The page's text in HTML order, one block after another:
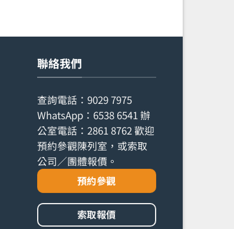
聯絡我們
查詢電話： 9029 7975
WhatsApp： 6538 6541辦
公室電話： 2861 8762歡迎
預約參觀陳列室，或索取
公司／團體報價。
預約參觀
索取報價